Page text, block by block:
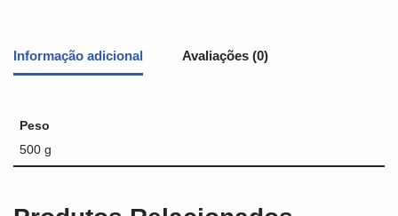
Informação adicional Avaliações (0)
Peso
500 g